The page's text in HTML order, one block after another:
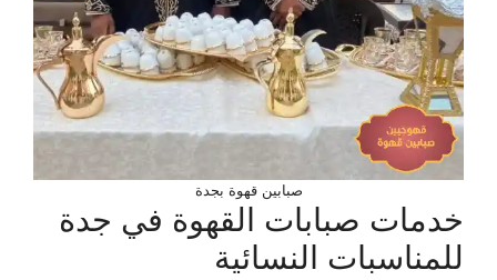
صبابين قهوة بجدة
خدمات صبابات القهوة في جدة
للمناسبات النسائية